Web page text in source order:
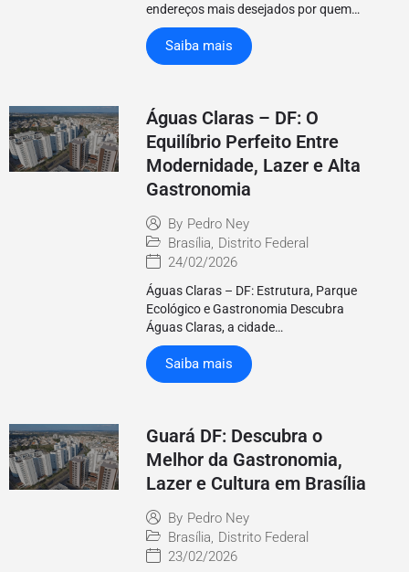
endereços mais desejados por quem…
Saiba mais
Águas Claras – DF: O
Equilíbrio Perfeito Entre
Modernidade, Lazer e Alta
Gastronomia
By Pedro Ney
Brasília, Distrito Federal
24/02/2026
Águas Claras – DF: Estrutura, Parque
Ecológico e Gastronomia Descubra
Águas Claras, a cidade…
Saiba mais
Guará DF: Descubra o
Melhor da Gastronomia,
Lazer e Cultura em Brasília
By Pedro Ney
Brasília, Distrito Federal
23/02/2026